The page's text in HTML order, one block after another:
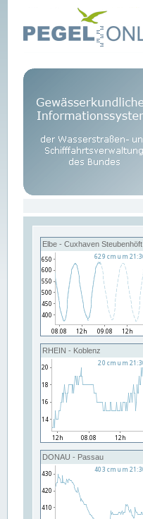
Elbe - Cuxhaven Steubenhöft
RHEIN - Koblenz
DONAU - Passau